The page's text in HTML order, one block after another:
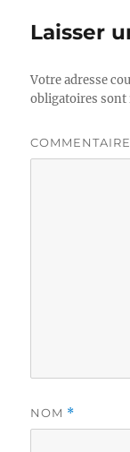
Laisser
Votre adresse
obligatoires sont
COMMENTAIRE
NOM *